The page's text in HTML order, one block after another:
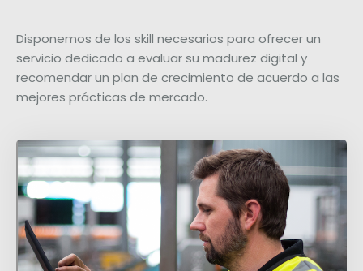
Disponemos de los skill necesarios para ofrecer un
servicio dedicado a evaluar su madurez digital y
recomendar un plan de crecimiento de acuerdo a las
mejores prácticas de mercado.